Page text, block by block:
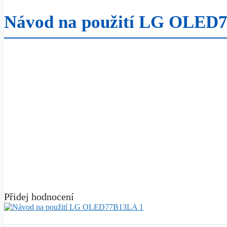
Návod na použití LG
Přidej hodnocení